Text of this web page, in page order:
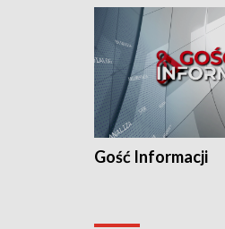
Gość Informacji